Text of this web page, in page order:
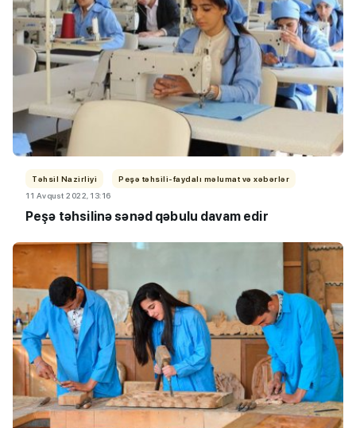
Təhsil Nazirliyi
Peşə təhsili-faydalı məlumat və xəbərlər
11 Avqust 2022, 13:16
Peşə təhsilinə sənəd qəbulu davam edir